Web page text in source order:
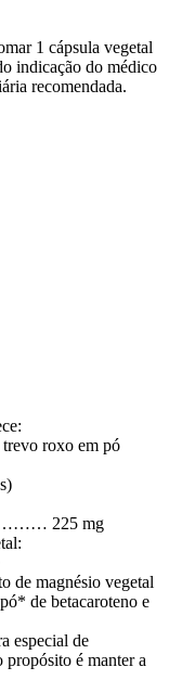
1 cápsula vegetal
indicação do médico
recomendada.
roxo em pó
225 mg
de magnésio vegetal
de betacaroteno e
especial de
propósito é manter a